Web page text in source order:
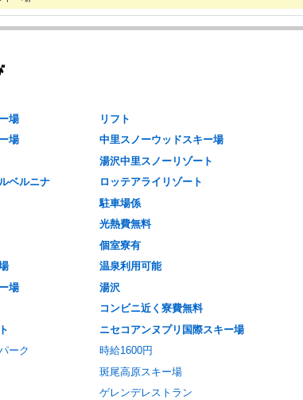
場
リフト
場
中里スノーウッドスキー場
湯沢中里スノーリゾート
ベルニナ
ロッテアライリゾート
駐車場係
光熱費無料
個室寮有
温泉利用可能
場
湯沢
コンビニ近く寮費無料
ニセコアンヌプリ国際スキー場
ーク
時給1600円
斑尾高原スキー場
ゲレンデレストラン